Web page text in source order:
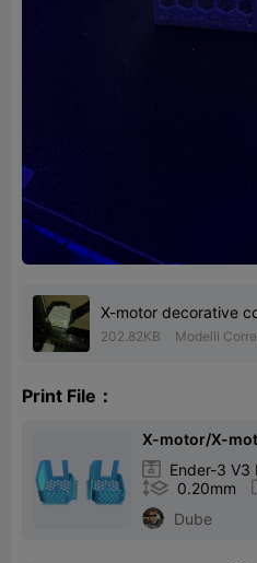
X-motor decorative
202.82KB Modelli
Print File：
X-motor/X-
 Ender-3 V3
 0.20mm
Dube